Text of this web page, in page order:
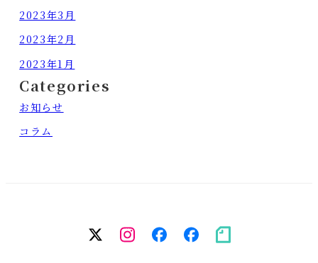
2023年3月
2023年2月
2023年1月
Categories
お知らせ
コラム
twitter
Instagram
facebook（個
人）
facebook（
務
note